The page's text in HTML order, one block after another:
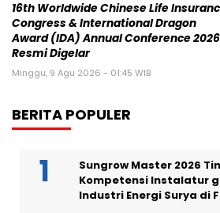
16th Worldwide Chinese Life
Congress & International Dragon
Award (IDA) Annual Conference 2026
Resmi Digelar
Minggu, 9 Agu 2026 - 01:45 WIB
BERITA POPULER
Sungrow Master 2026
Kompetensi Instalatur
Industri Energi Surya di